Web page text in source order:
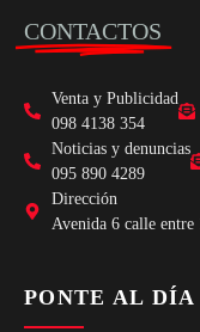
CONTACTOS
Venta y Publicidad
098 4138 354
Noticias y denuncias
095 890 4289
Dirección
Avenida 6 calle entre
PONTE AL DÍA